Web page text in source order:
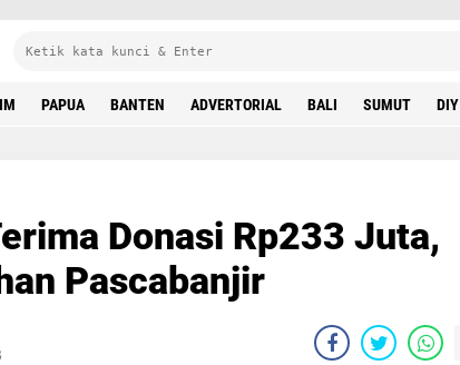
PAPUA BANTEN ADVERTORIAL BALI SUMUT DIY
Donasi Rp233 Juta,
Pascabanjir